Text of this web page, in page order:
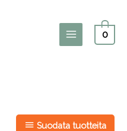
Main
0
Suodata tuotteita